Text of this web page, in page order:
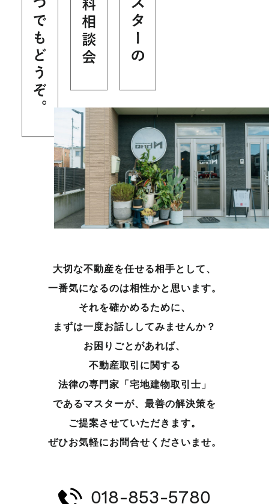
大切な不動産を任せる相手として、
一番気になるのは相性かと思います。
それを確かめるために、
まずは一度お話ししてみませんか？
お困りごとがあれば、
不動産取引に関する
法律の専門家「宅地建物取引士」
であるマスターが、 最善の解決策を
ご提案させていただきます。
ぜひお気軽にお問合せくださいませ。
018-853-5780